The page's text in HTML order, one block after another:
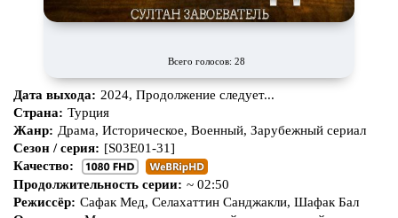
Всего голосов: 28
Дата выхода: 2024, Продолжение следует...
Страна: Турция
Жанр: Драма, Историческое, Военный, Зарубежный сериал
Сезон / серия: [S03E01-31]
Качество:
Продолжительность серии: ~ 02:50
Режиссёр: Сафак Мед, Селахаттин Санджакли, Шафак Бал